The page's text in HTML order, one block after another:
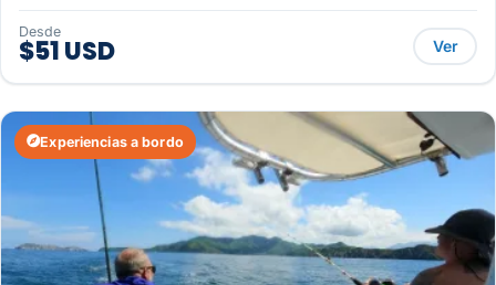
Desde
$51 USD Ver
Experiencias a bordo